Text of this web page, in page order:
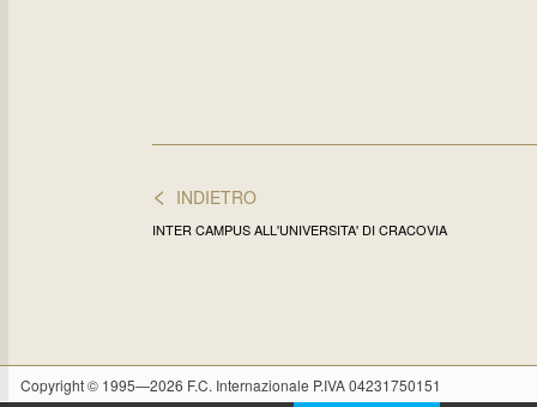
< INDIETRO
INTER CAMPUS ALL'UNIVERSITA' DI CRACOVIA
Copyright © 1995—2026 F.C. Internazionale P.IVA 04231750151